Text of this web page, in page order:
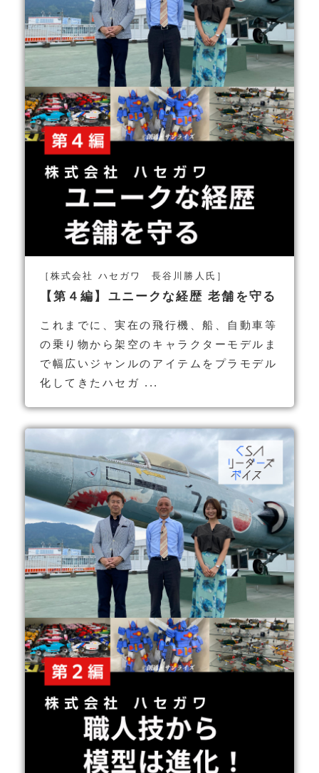
［株式会社 ハセガワ 長谷川勝人氏］
【第４編】ユニークな経歴 老舗を守る
これまでに、実在の飛行機、船、自動車等
の乗り物から架空のキャラクターモデルま
で幅広いジャンルのアイテムをプラモデル
化してきたハセガ ...